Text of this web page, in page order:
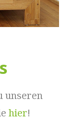
unseren
hier!